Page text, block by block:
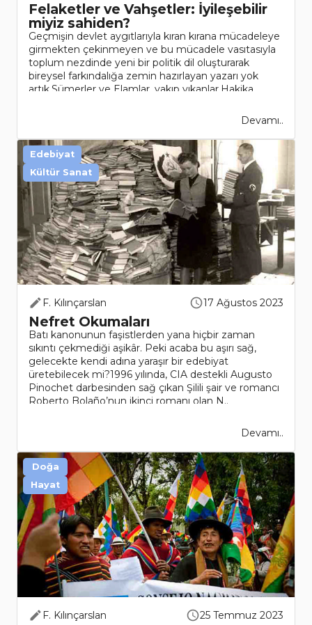
Felaketler ve Vahşetler: İyileşebilir
miyiz sahiden?
Geçmişin devlet aygıtlarıyla kıran kırana mücadeleye
girmekten çekinmeyen ve bu mücadele vasıtasıyla
toplum nezdinde yeni bir politik dil oluşturarak
bireysel farkındalığa zemin hazırlayan yazarı yok
artık.Sümerler ve Elamlar, yakıp yıkanlar.Hakika..
Devamı..
F. Kılınçarslan 17 Ağustos 2023
Nefret Okumaları
Batı kanonunun faşistlerden yana hiçbir zaman
sıkıntı çekmediği aşikâr. Peki acaba bu aşırı sağ,
gelecekte kendi adına yaraşır bir edebiyat
üretebilecek mi?1996 yılında, CIA destekli Augusto
Pinochet darbesinden sağ çıkan Şilili şair ve romancı
Roberto Bolaño’nun ikinci romanı olan N..
Devamı..
Edebiyat
Kültür Sanat
F. Kılınçarslan 25 Temmuz 2023
Doğa
Hayat